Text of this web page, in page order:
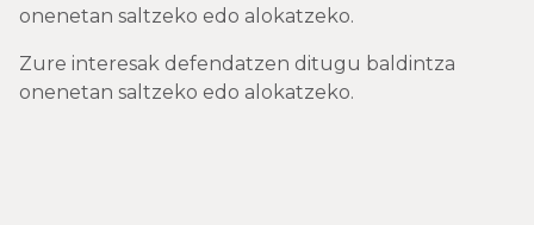
onenetan saltzeko edo alokatzeko.
Zure interesak defendatzen ditugu baldintza
onenetan saltzeko edo alokatzeko.